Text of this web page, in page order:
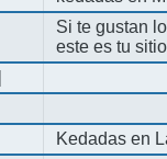
Si te gustan
este es tu
Kedadas en